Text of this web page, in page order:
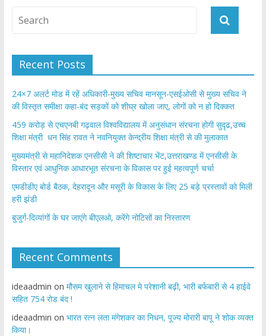
o
Recent Posts
24×7 अलर्ट मोड में रहें अधिकारी-मुख्य सचिव मानसून-एसईओसी से मुख्य सचिव ने
की विस्तृत समीक्षा कहा-बंद सड़कों को शीघ्र खोला जाए, लोगों को न हो दिक्कत
459 करोड़ से एचएनबी गढ़वाल विश्वविद्यालय में अनुसंधान संरचना होगी सुदृढ,उच्च
शिक्षा मंत्री धन सिंह रावत ने नवनियुक्त केन्द्रीय शिक्षा मंत्री से की मुलाकात
मुख्यमंत्री से महानिदेशक एनसीसी ने की शिष्टाचार भेंट,उत्तराखण्ड में एनसीसी के
विस्तार एवं आधुनिक आधारभूत संरचना के विकास पर हुई महत्वपूर्ण चर्चा
एमडीडीए बोर्ड बैठक, देहरादून और मसूरी के विकास के लिए 25 बड़े प्रस्तावों को मिली
हरी झंडी
बुजुर्ग-दिव्यांगों के घर जाएंगे बीएलओ, करेंगे नोटिसों का निस्तारण
Recent Comments
ideaadmin on मौसम खुलाने से हिमाचल मे परेशानी बढ़ी, भारी बर्फबारी से 4 हाईवे
सहित 754 रोड बंद !
ideaadmin on भारत रत्न लता मंगेशकर का निधन, पूज्य मोरारी बापू ने शोक व्यक्त
किया।